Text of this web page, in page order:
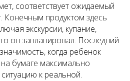
соответствует ожидаемый
Конечным продуктом здесь
экскурсии, купание,
он запланировал. Последний
когда ребенок
бумаге максимально
к реальной.